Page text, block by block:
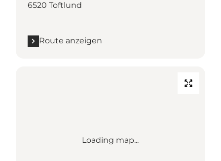
6520 Toftlund
Route anzeigen
Loading map...